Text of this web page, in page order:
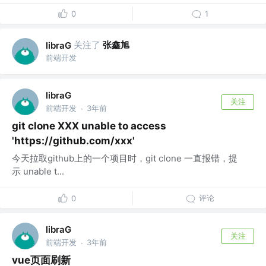
0 1
libraG 关注了 张鑫旭
前端开发
libraG
前端开发 · 3年前
关注
git clone XXX unable to access
'https://github.com/xxx'
今天拉取github上的一个项目时，git clone 一直报错，提
示 unable t...
0 评论
libraG
前端开发 · 3年前
关注
vue页面刷新